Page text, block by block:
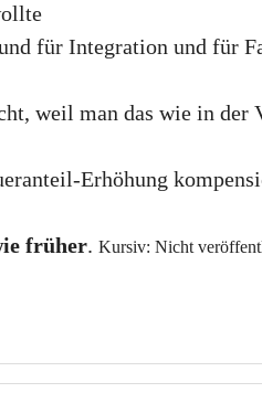
für Integration und für
weil man das wie in der
Erhöhung
früher. Kursiv: Nicht